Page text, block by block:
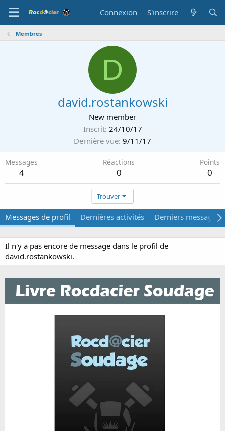
Connexion S'inscrire
Membres
D
david.rostankowski
New member
Inscrit 24/10/17
Dernière vue 9/11/17
Messages
4
Réactions
0
Points
0
Trouver
Messages de profil Dernières activités Derniers messages
Il n'y a pas encore de message dans le profil de
david.rostankowski.